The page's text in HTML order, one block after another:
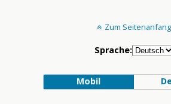
Zum Seitenanfang
Sprache:
Mobil